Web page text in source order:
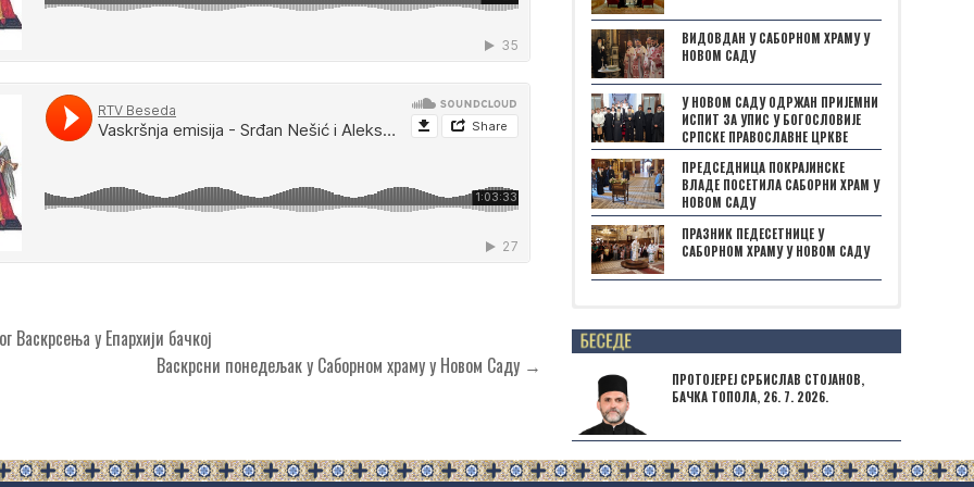
Васкрсења у Епархији бачкој
Васкрсни понедељак у Саборном храму у Новом Саду →
ВИДОВДАН У САБОРНОМ ХРАМУ У
НОВОМ САДУ
У НОВОМ САДУ ОДРЖАН ПРИЈЕМНИ
ИСПИТ ЗА УПИС У БОГОСЛОВИЈЕ
СРПСКЕ ПРАВОСЛАВНЕ ЦРКВЕ
ПРЕДСЕДНИЦА ПОКРАЈИНСКЕ
ВЛАДЕ ПОСЕТИЛА САБОРНИ ХРАМ У
НОВОМ САДУ
ПРАЗНИК ПЕДЕСЕТНИЦЕ У
САБОРНОМ ХРАМУ У НОВОМ САДУ
Posts not found
ПРОТОЈЕРЕЈ СРБИСЛАВ СТОЈАНОВ,
БАЧКА ТОПОЛА, 26. 7. 2026.